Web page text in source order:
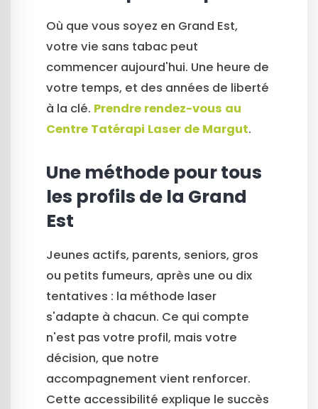
Où que vous soyez en Grand Est,
votre vie sans tabac peut
commencer aujourd'hui. Une heure de
votre temps, et des années de liberté
à la clé. Prendre rendez-vous au
Centre Tatérapi Laser de Margut.
Une méthode pour tous
les profils de la Grand
Est
Jeunes actifs, parents, seniors, gros
ou petits fumeurs, après une ou dix
tentatives : la méthode laser
s'adapte à chacun. Ce qui compte
n'est pas votre profil, mais votre
décision, que notre
accompagnement vient renforcer.
Cette accessibilité explique le succès